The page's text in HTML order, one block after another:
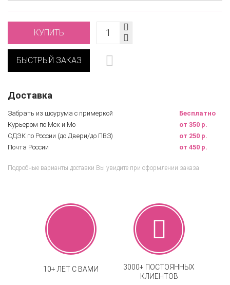
КУПИТЬ
БЫСТРЫЙ ЗАКАЗ
Доставка
Забрать из шоурума с примеркой
Бесплатно
Курьером по Мск и Мо
от 350 р.
СДЭК по России (до Двери/до ПВЗ)
от 250 р.
Почта России
от 450 р.
Подробные варианты доставки Вы увидите при оформлении заказа
10+ ЛЕТ С ВАМИ
3000+ ПОСТОЯННЫХ
КЛИЕНТОВ